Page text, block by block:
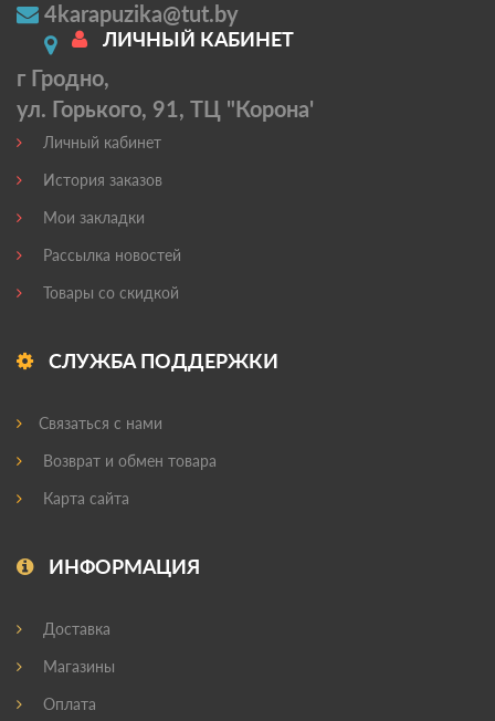
4karapuzika@tut.by
г Гродно,
ул. Горького, 91, ТЦ "Корона'
ЛИЧНЫЙ КАБИНЕТ
Личный кабинет
История заказов
Мои закладки
Рассылка новостей
Товары со скидкой
СЛУЖБА ПОДДЕРЖКИ
Связаться с нами
Возврат и обмен товара
Карта сайта
ИНФОРМАЦИЯ
Доставка
Магазины
Оплата